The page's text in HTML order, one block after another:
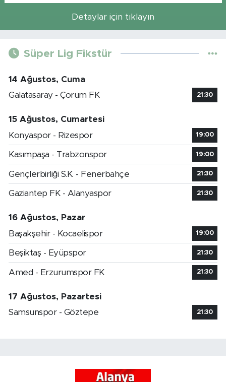
Detaylar için tıklayın
Süper Lig Fikstür
14 Ağustos, Cuma
Galatasaray - Çorum FK
21:30
15 Ağustos, Cumartesi
Konyaspor - Rizespor
19:00
Kasımpaşa - Trabzonspor 19:00
Gençlerbirliği S.K. - Fenerbahçe 21:30
Gaziantep FK - Alanyaspor 21:30
16 Ağustos, Pazar
Başakşehir - Kocaelispor
19:00
Beşiktaş - Eyüpspor 21:30
Amed - Erzurumspor FK 21:30
17 Ağustos, Pazartesi
Samsunspor - Göztepe
21:30